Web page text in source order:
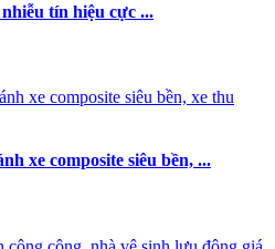
tín hiệu cực ...
xe composite siêu bền, ...